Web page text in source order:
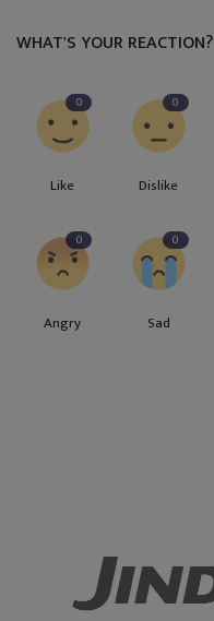
WHAT'S YOUR REACTION?
0
Like
0
Dislike
0
Angry
0
Sad